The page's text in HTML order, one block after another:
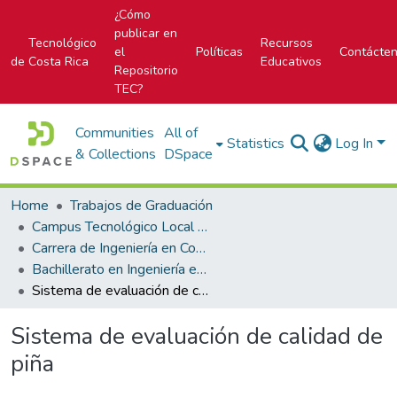
Tecnológico
de Costa Rica
¿Cómo
publicar en
el
Repositorio
TEC?
Políticas
Recursos
Educativos
Communities
& Collections
All of
DSpace
Statistics Log In
Home
Trabajos de Graduación
Campus Tecnológico Local San Carlos
Carrera de Ingeniería en Computación
Bachillerato en Ingeniería en Computación
Sistema de evaluación de calidad de piña
Sistema de evaluación de calidad de
piña